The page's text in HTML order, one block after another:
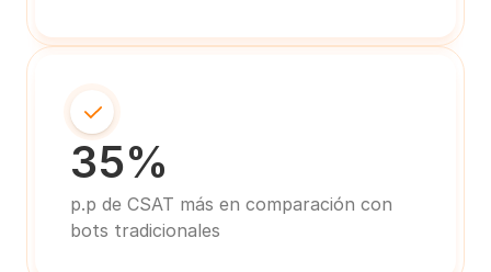
35%
p.p de CSAT más en comparación con
bots tradicionales